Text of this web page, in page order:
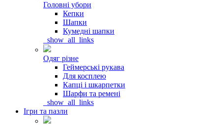
Головні убори
Кепки
Шапки
Кумедні шапки
_show_all_links
Одяг різне
Геймерські рукава
Для косплею
Капці і шкарпетки
Шарфи та ремені
_show_all_links
Ігри та пазли